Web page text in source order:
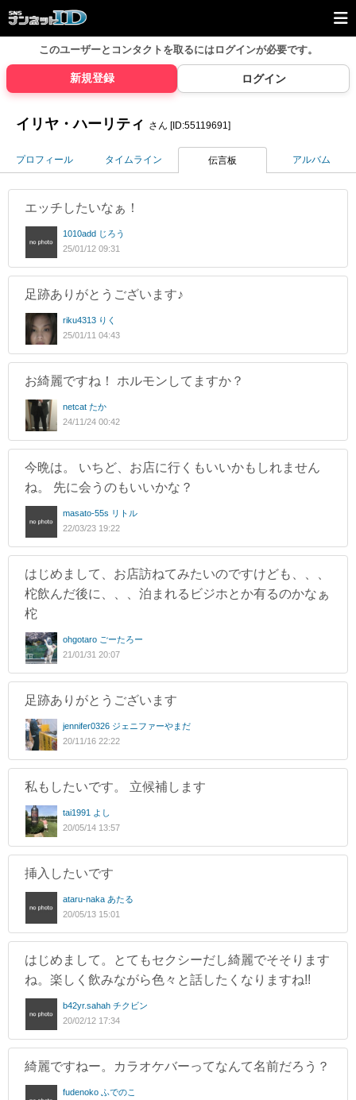
このユーザーとコンタクトを取るにはログインが必要です。
新規登録 ログイン
イリヤ・ハーリティ さん [ID:55119691]
プロフィール タイムライン 伝言板 アルバム
エッチしたいなぁ！
1010add じろう
25/01/12 09:31
足跡ありがとうございます♪
riku4313 りく
25/01/11 04:43
お綺麗ですね！ ホルモンしてますか？
netcat たか
24/11/24 00:42
今晩は。 いちど、お店に行くもいいかもしれません
ね。 先に会うのもいいかな？
masato-55s リトル
22/03/23 19:22
はじめまして、お店訪ねてみたいのですけども、、、
柁飲んだ後に、、、泊まれるビジホとか有るのかなぁ
柁
ohgotaro ごーたろー
21/01/31 20:07
足跡ありがとうございます
jennifer0326 ジェニファーやまだ
20/11/16 22:22
私もしたいです。 立候補します
tai1991 よし
20/05/14 13:57
挿入したいです
ataru-naka あたる
20/05/13 15:01
はじめまして。とてもセクシーだし綺麗でそそります
ね。楽しく飲みながら色々と話したくなりますね!!
b42yr.sahah チクビン
20/02/12 17:34
綺麗ですねー。カラオケバーってなんて名前だろう？
fudenoko ふでのこ